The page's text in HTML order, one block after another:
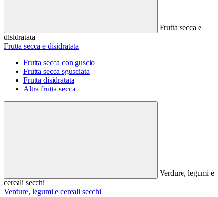
Frutta secca e
disidratata
Frutta secca e disidratata
Frutta secca con guscio
Frutta secca sgusciata
Frutta disidratata
Altra frutta secca
Verdure, legumi e
cereali secchi
Verdure, legumi e cereali secchi